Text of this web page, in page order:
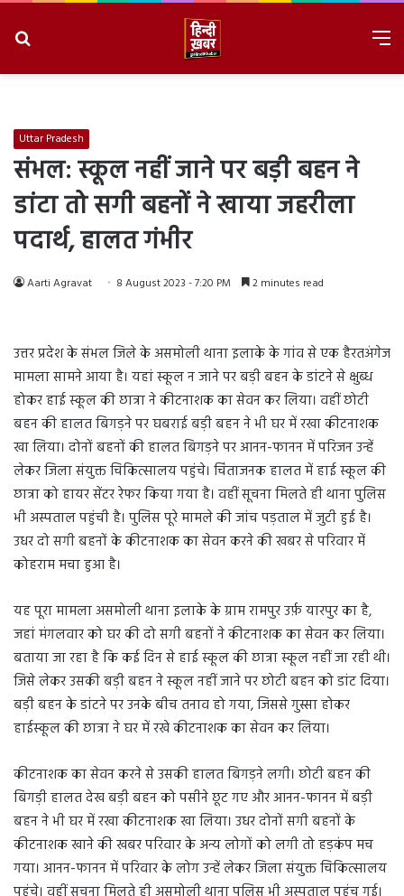
Uttar Pradesh
संभल: स्कूल नहीं जाने पर बड़ी बहन ने
डांटा तो सगी बहनों ने खाया जहरीला
पदार्थ, हालत गंभीर
Aarti Agravat 8 August 2023 - 7:20 PM 2 minutes read
उत्तर प्रदेश के संभल जिले के असमोली थाना इलाके के गांव से एक हैरतअंगेज
मामला सामने आया है। यहां स्कूल न जाने पर बड़ी बहन के डांटने से क्षुब्ध
होकर हाई स्कूल की छात्रा ने कीटनाशक का सेवन कर लिया। वहीं छोटी
बहन की हालत बिगड़ने पर घबराई बड़ी बहन ने भी घर में रखा कीटनाशक
खा लिया। दोनों बहनों की हालत बिगड़ने पर आनन-फानन में परिजन उन्हें
लेकर जिला संयुक्त चिकित्सालय पहुंचे। चिंताजनक हालत में हाई स्कूल की
छात्रा को हायर सेंटर रेफर किया गया है। वहीं सूचना मिलते ही थाना पुलिस
भी अस्पताल पहुंची है। पुलिस पूरे मामले की जांच पड़ताल में जुटी हुई है।
उधर दो सगी बहनों के कीटनाशक का सेवन करने की खबर से परिवार में
कोहराम मचा हुआ है।
यह पूरा मामला असमोली थाना इलाके के ग्राम रामपुर उर्फ़ यारपुर का है,
जहां मंगलवार को घर की दो सगी बहनों ने कीटनाशक का सेवन कर लिया।
बताया जा रहा है कि कई दिन से हाई स्कूल की छात्रा स्कूल नहीं जा रही थी।
जिसे लेकर उसकी बड़ी बहन ने स्कूल नहीं जाने पर छोटी बहन को डांट दिया।
बड़ी बहन के डांटने पर उनके बीच तनाव हो गया, जिससे गुस्सा होकर
हाईस्कूल की छात्रा ने घर में रखे कीटनाशक का सेवन कर लिया।
कीटनाशक का सेवन करने से उसकी हालत बिगड़ने लगी। छोटी बहन की
बिगड़ी हालत देख बड़ी बहन को पसीने छूट गए और आनन-फानन में बड़ी
बहन ने भी घर में रखा कीटनाशक खा लिया। उधर दोनों सगी बहनों के
कीटनाशक खाने की खबर परिवार के अन्य लोगों को लगी तो हड़कंप मच
गया। आनन-फानन में परिवार के लोग उन्हें लेकर जिला संयुक्त चिकित्सालय